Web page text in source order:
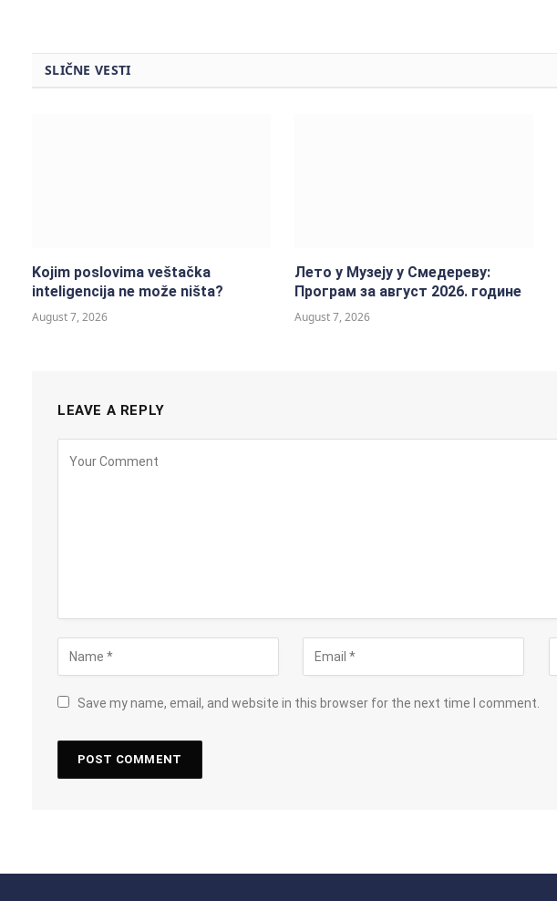
SLIČNE VESTI
Kojim poslovima veštačka
inteligencija ne može ništa?
August 7, 2026
Лето у Музеју у Смедереву:
Програм за август 2026. године
August 7, 2026
LEAVE A REPLY
Save my name, email, and website in this browser for the next time I comment.